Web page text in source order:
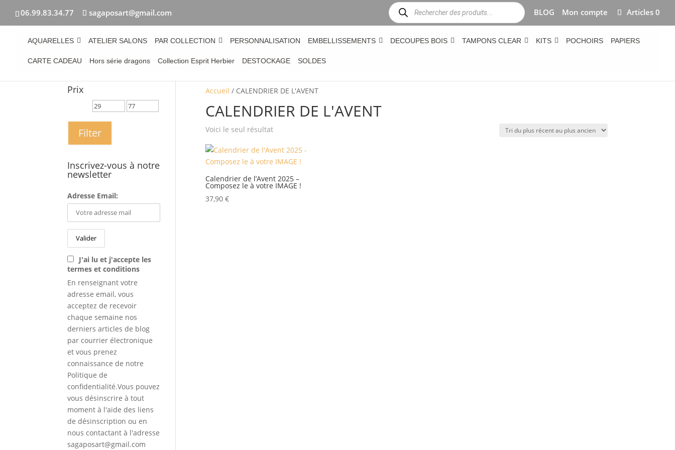
06.99.83.34.77 sagaposart@gmail.com
Recherche
de
produits
BLOG Mon compte Articles 0
AQUARELLES ATELIER SALONS PAR COLLECTION PERSONNALISATION EMBELLISSEMENTS DECOUPES BOIS TAMPONS CLEAR KITS POCHOIRS PAPIERS
CARTE CADEAU Hors série dragons Collection Esprit Herbier DESTOCKAGE SOLDES
Accueil / CALENDRIER DE L'AVENT
CALENDRIER DE L'AVENT
Voici le seul résultat
Calendrier de l’Avent 2025 –
Composez le à votre IMAGE !
37,90 €
Prix
Filter
Inscrivez-vous à notre
newsletter
Adresse Email:
J'ai lu et j'accepte les
termes et conditions
En renseignant votre
adresse email, vous
acceptez de recevoir
chaque semaine nos
derniers articles de blog
par courrier électronique
et vous prenez
connaissance de notre
Politique de
confidentialité.Vous pouvez
vous désinscrire à tout
moment à l'aide des liens
de désinscription ou en
nous contactant à l'adresse
sagaposart@gmail.com